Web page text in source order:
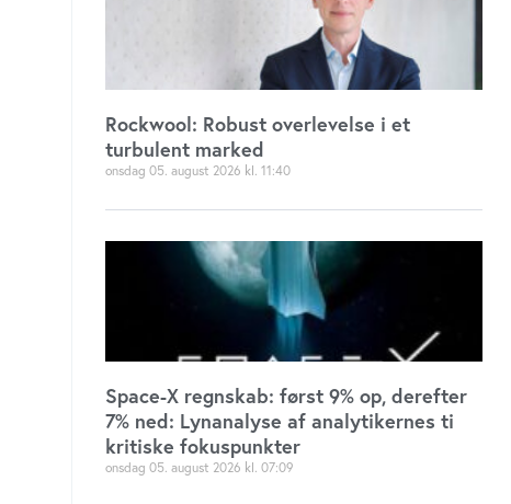
Rockwool: Robust overlevelse i et
turbulent marked
onsdag 05. august 2026 11:40
Space-X regnskab: først 9% op, derefter
7% ned: Lynanalyse af analytikernes ti
kritiske fokuspunkter
onsdag 05. august 2026 07:09